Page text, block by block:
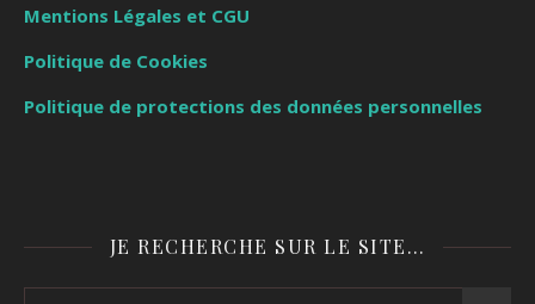
Mentions Légales et CGU
Politique de Cookies
Politique de protections des données personnelles
JE RECHERCHE SUR LE SITE…